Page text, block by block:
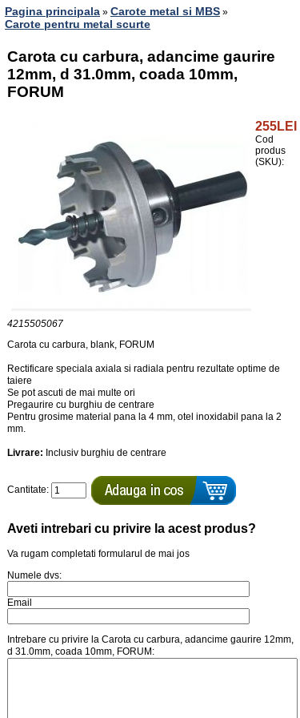
Pagina principala » Carote metal si MBS »
Carote pentru metal scurte
Carota cu carbura, adancime gaurire
12mm, d 31.0mm, coada 10mm,
FORUM
255LEI
Cod
produs
(SKU):
4215505067
Carota cu carbura, blank, FORUM
Rectificare speciala axiala si radiala pentru rezultate optime de
taiere
Se pot ascuti de mai multe ori
Pregaurire cu burghiu de centrare
Pentru grosime material pana la 4 mm, otel inoxidabil pana la 2
mm.
Livrare: Inclusiv burghiu de centrare
Cantitate:
Aveti intrebari cu privire la acest produs?
Va rugam completati formularul de mai jos
Numele dvs:
Email
Intrebare cu privire la Carota cu carbura, adancime gaurire 12mm,
d 31.0mm, coada 10mm, FORUM: